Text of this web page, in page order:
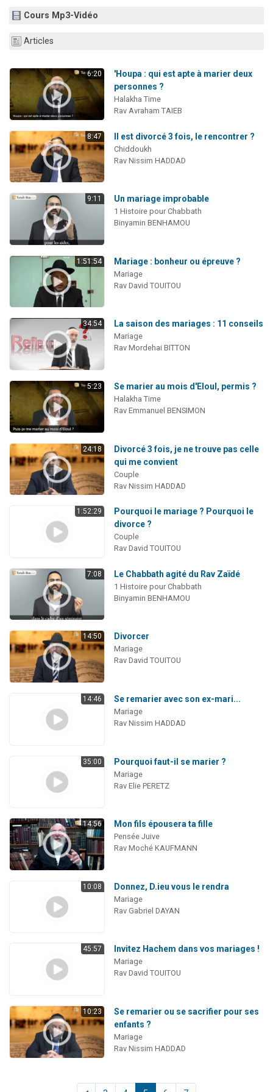
Cours Mp3-Vidéo
Articles
6:20
'Houpa : qui est apte à marier deux
personnes ?
Halakha Time
Rav Avraham TAIEB
8:47 Il est divorcé 3 fois, le rencontrer ?
Chiddoukh
Rav Nissim HADDAD
9:11 Un mariage improbable
1 Histoire pour Chabbath
Binyamin BENHAMOU
1:51:54 Mariage : bonheur ou épreuve ?
Mariage
Rav David TOUITOU
34:54 La saison des mariages : 11 conseils
Mariage
Rav Mordehai BITTON
5:23 Se marier au mois d'Eloul, permis ?
Halakha Time
Rav Emmanuel BENSIMON
24:18
Divorcé 3 fois, je ne trouve pas celle
qui me convient
Couple
Rav Nissim HADDAD
1:52:29
Pourquoi le mariage ? Pourquoi le
divorce ?
Couple
Rav David TOUITOU
7:08 Le Chabbath agité du Rav Zaïdé
1 Histoire pour Chabbath
Binyamin BENHAMOU
14:50 Divorcer
Mariage
Rav David TOUITOU
14:46 Se remarier avec son ex-mari...
Mariage
Rav Nissim HADDAD
35:00 Pourquoi faut-il se marier ?
Mariage
Rav Elie PERETZ
14:56 Mon fils épousera ta fille
Pensée Juive
Rav Moché KAUFMANN
10:08 Donnez, D.ieu vous le rendra
Mariage
Rav Gabriel DAYAN
45:57 Invitez Hachem dans vos mariages !
Mariage
Rav David TOUITOU
10:23
Se remarier ou se sacrifier pour ses
enfants ?
Mariage
Rav Nissim HADDAD